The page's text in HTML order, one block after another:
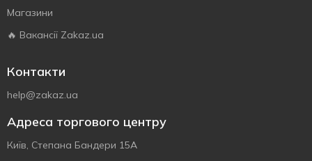
Магазини
🔥 Вакансії Zakaz.ua
Контакти
help@zakaz.ua
Адреса торгового центру
Київ, Степана Бандери 15А